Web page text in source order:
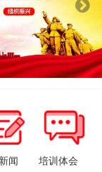
闻 培训体会